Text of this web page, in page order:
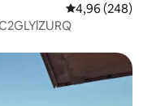
Prosječna
4,96 (248)